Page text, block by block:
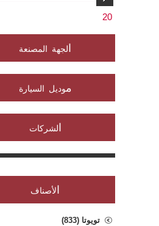
20
لجهة المصنعة
موديل السيارة
لشركات
لأصناف
تويوتا (833)